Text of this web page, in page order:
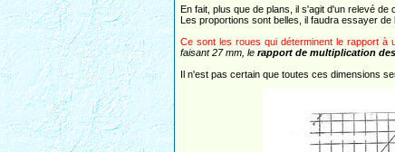
En fait, plus que de plans, il s'agit d'un relevé
Les proportions sont belles, il faudra essayer de
Ce sont les roues qui déterminent le rapport à
faisant 27 mm, le rapport de multiplication
Il n'est pas certain que toutes ces dimensions